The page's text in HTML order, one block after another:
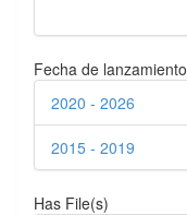
Fecha de lanzamiento
2020 - 2026
2015 - 2019
Has File(s)